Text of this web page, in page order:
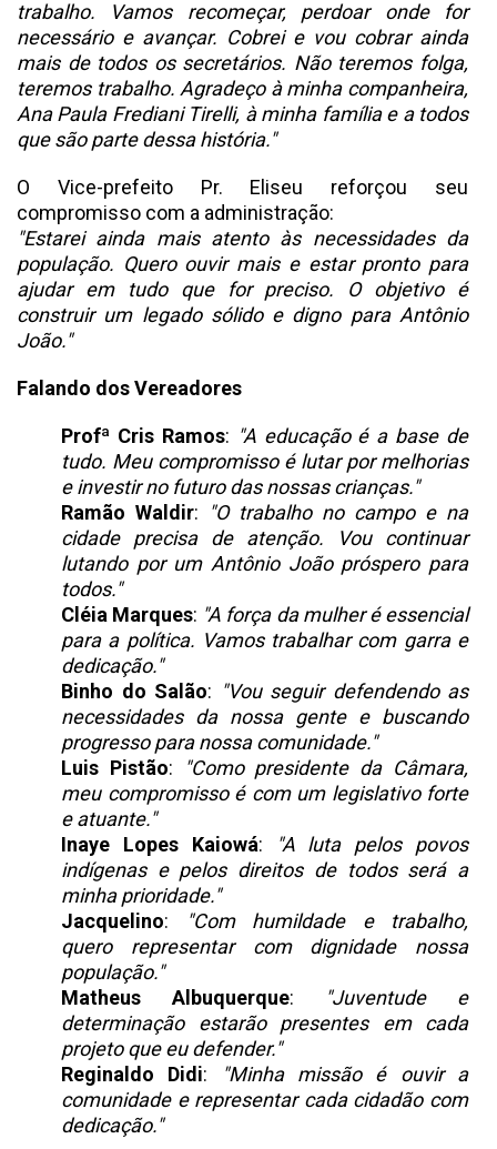
trabalho. Vamos recomeçar, perdoar onde for
necessário e avançar. Cobrei e vou cobrar ainda
mais de todos os secretários. Não teremos folga,
teremos trabalho. Agradeço à minha companheira,
Ana Paula Frediani Tirelli, à minha família e a todos
que são parte dessa história."
O Vice-prefeito Pr. Eliseu reforçou seu
compromisso com a administração:
"Estarei ainda mais atento às necessidades da
população. Quero ouvir mais e estar pronto para
ajudar em tudo que for preciso. O objetivo é
construir um legado sólido e digno para Antônio
João."
Falando dos Vereadores
Profª Cris Ramos: "A educação é a base de
tudo. Meu compromisso é lutar por melhorias
e investir no futuro das nossas crianças."
Ramão Waldir:
"O trabalho no campo e na
cidade precisa de atenção. Vou continuar
lutando por um Antônio João próspero para
todos."
Cléia Marques: "A força da mulher é essencial
para a política. Vamos trabalhar com garra e
dedicação."
Binho do Salão: "Vou seguir defendendo as
necessidades da nossa gente e buscando
progresso para nossa comunidade."
Luis Pistão:
"Como presidente da Câmara,
meu compromisso é com um legislativo forte
e atuante."
Inaye Lopes Kaiowá:
"A luta pelos povos
indígenas e pelos direitos de todos será a
minha prioridade."
Jacquelino:
"Com humildade e trabalho,
quero representar com dignidade nossa
população."
Matheus Albuquerque:
"Juventude e
determinação estarão presentes em cada
projeto que eu defender."
Reginaldo Didi:
"Minha missão é ouvir a
comunidade e representar cada cidadão com
dedicação."